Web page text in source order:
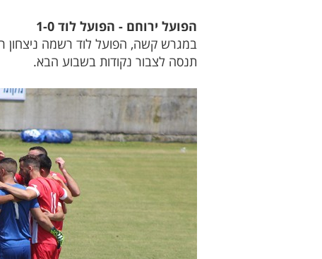
הפועל ירוחם - הפועל לוד 1-0
במגרש קשה, הפועל לוד רשמה ניצחון
תנסה לצבור נקודות בשבוע הבא.